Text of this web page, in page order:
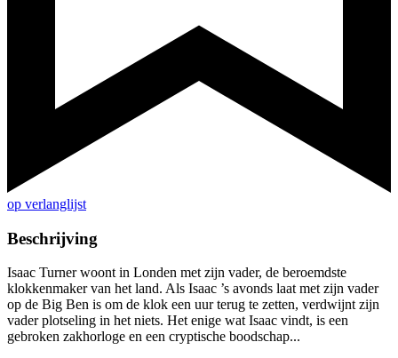
op verlanglijst
Beschrijving
Isaac Turner woont in Londen met zijn vader, de beroemdste
klokkenmaker van het land. Als Isaac ’s avonds laat met zijn vader
op de Big Ben is om de klok een uur terug te zetten, verdwijnt zijn
vader plotseling in het niets. Het enige wat Isaac vindt, is een
gebroken zakhorloge en een cryptische boodschap...